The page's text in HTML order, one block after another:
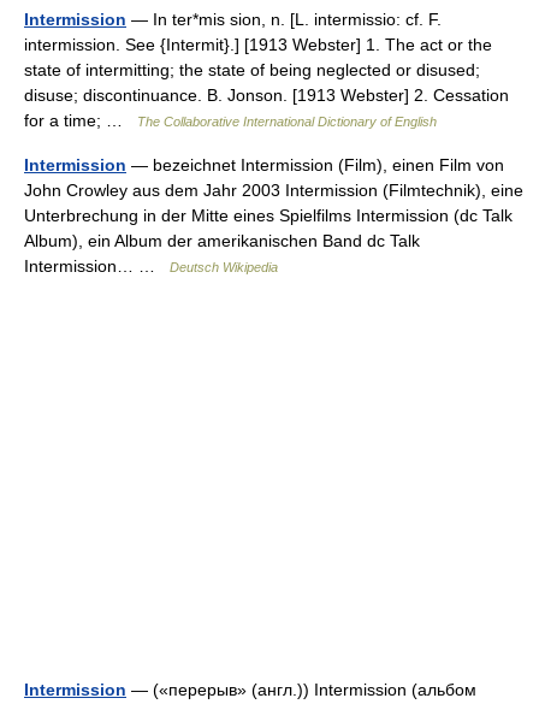
Intermission — In ter*mis sion, n. [L. intermissio: cf. F.
intermission. See {Intermit}.] [1913 Webster] 1. The act or the
state of intermitting; the state of being neglected or disused;
disuse; discontinuance. B. Jonson. [1913 Webster] 2. Cessation
for a time; …
The Collaborative International Dictionary of English
Intermission — bezeichnet Intermission (Film), einen Film von
John Crowley aus dem Jahr 2003 Intermission (Filmtechnik), eine
Unterbrechung in der Mitte eines Spielfilms Intermission (dc Talk
Album), ein Album der amerikanischen Band dc Talk
Intermission… …
Deutsch Wikipedia
Intermission — («перерыв» (англ.)) Intermission (альбом